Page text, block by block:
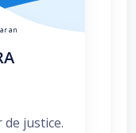
an
justice.